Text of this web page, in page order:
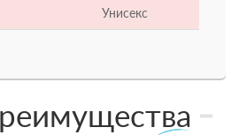
Унисекс